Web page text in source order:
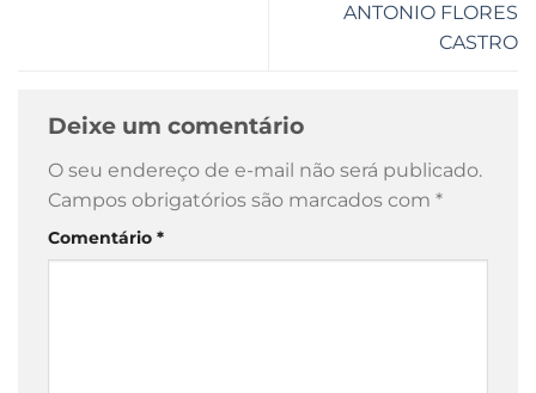
ANTONIO FLORES
CASTRO
Deixe um comentário
O seu endereço de e-mail não será publicado.
Campos obrigatórios são marcados com *
Comentário *